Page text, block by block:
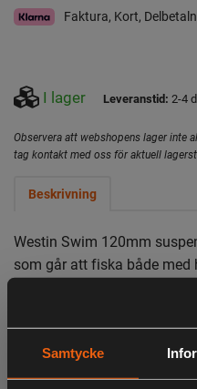
Samtycke
Faktura, Kort,
I lager Leveranstid: 2-4
Observera att webshopens lager inte
tag kontakt med oss för aktuell
Beskrivning
Westin Swim 120mm
som går att fiska både
ett långkastande drag
många av Sveriges
fiskeegenskaper, sina
Kan spinnas hem med